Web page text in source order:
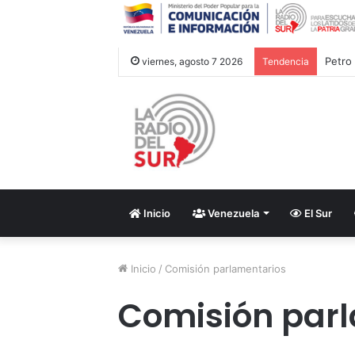
viernes, agosto 7 2026 Tendencia
Inicio Venezuela El Sur
Inicio / Comisión parlamentarios
Comisión